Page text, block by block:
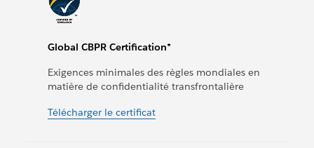
Global CBPR Certification*
Exigences minimales des règles mondiales en
matière de confidentialité transfrontalière
Télécharger le certificat